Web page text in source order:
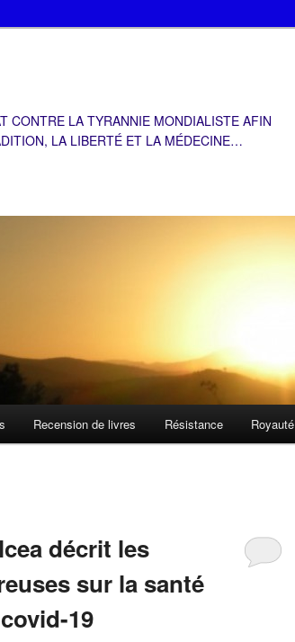
CONTRE LA TYRANNIE MONDIALISTE AFIN
LA LIBERTÉ ET LA MÉDECINE…
Recension de livres Résistance Royauté
décrit les
sur la santé
19